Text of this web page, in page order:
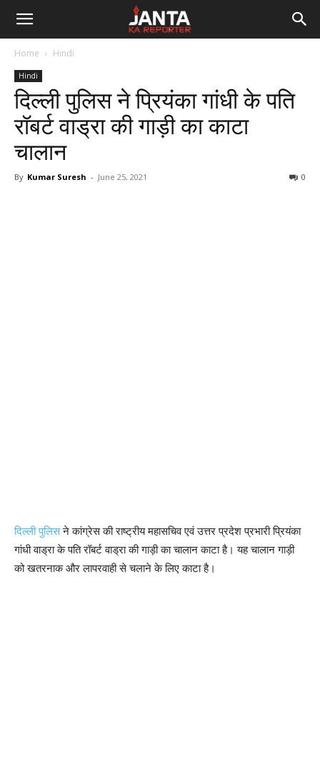
Janta
Reporter
Home Hindi
Hindi
दिल्ली पुलिस ने प्रियंका गांधी के पति
रॉबर्ट वाड्रा की गाड़ी का काटा
चालान
By Kumar Suresh - June 25, 2021 0
दिल्ली पुलिसने कांग्रेस की राष्ट्रीय महासचिव एवं उत्तर प्रदेश प्रभारी प्रियंका
गांधी वाड्रा के पति रॉबर्ट वाड्रा की गाड़ी का चालान काटा है। यह चालान गाड़ी
को खतरनाक और लापरवाही से चलाने के लिए काटा है।